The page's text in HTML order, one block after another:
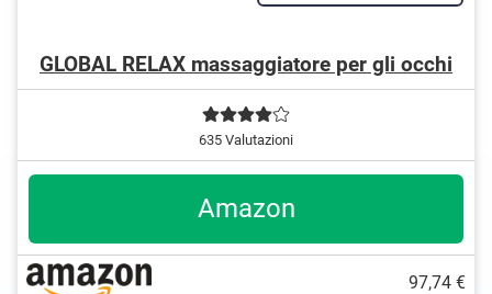
GLOBAL RELAX massaggiatore per gli occhi
635 Valutazioni
Amazon
97,74 €